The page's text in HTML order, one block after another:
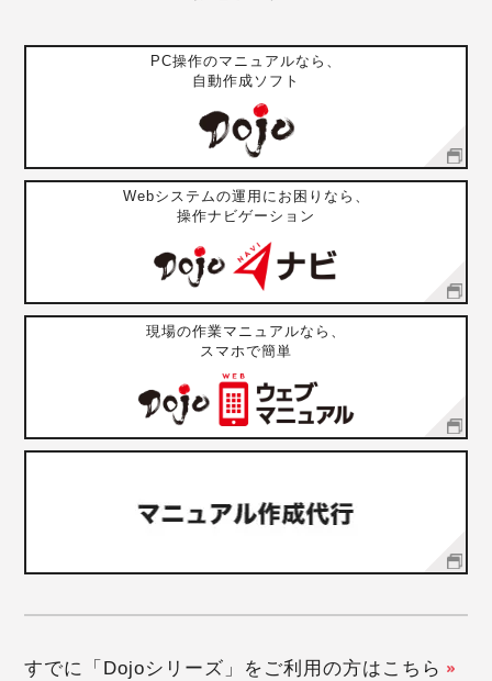
PC操作のマニュアルなら、
自動作成ソフト
Webシステムの運用にお困りなら、
操作ナビゲーション
現場の作業マニュアルなら、
スマホで簡単
すでに「Dojoシリーズ」をご利用の方はこちら